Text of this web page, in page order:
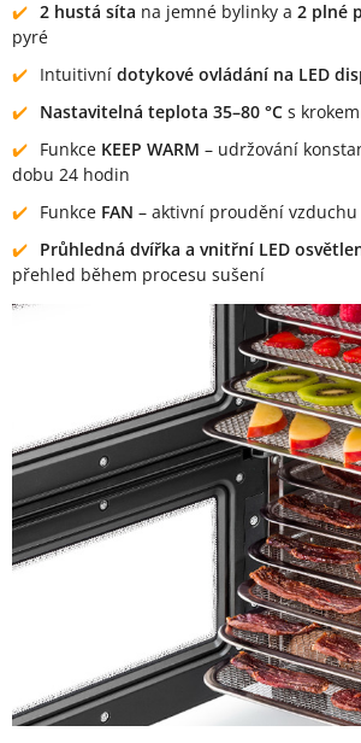
2 hustá síta na jemné bylinky a 2 plné
pyré
Intuitivní dotykové ovládání na LED
Nastavitelná teplota 35–80 °C s
Funkce KEEP WARM – udržování
dobu 24 hodin
Funkce FAN – aktivní proudění
Průhledná dvířka a vnitřní LED
přehled během procesu sušení